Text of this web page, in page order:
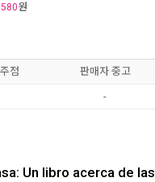
580원
점 판매자 중고
-
Un libro acerca de las